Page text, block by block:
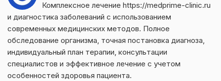
Комплексное лечение https://medprime-clinic.ru
и диагностика заболеваний с использованием
современных медицинских методов. Полное
обследование организма, точная постановка диагноза,
индивидуальный план терапии, консультации
специалистов и эффективное лечение с учетом
особенностей здоровья пациента.